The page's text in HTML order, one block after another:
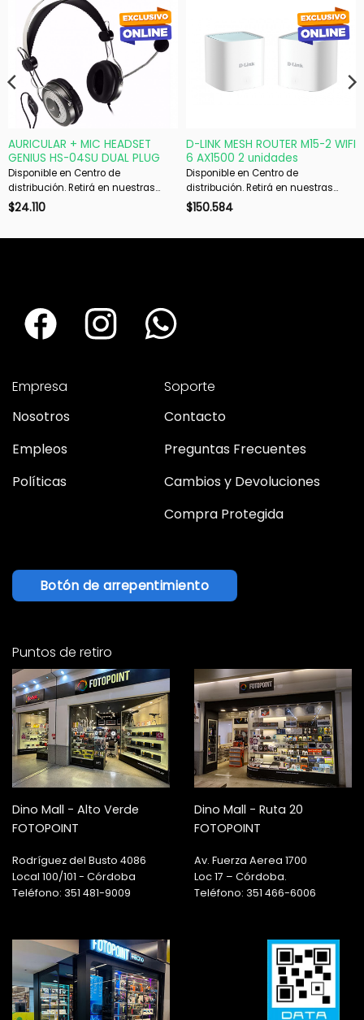
AURICULAR + MIC HEADSET
GENIUS HS-04SU DUAL PLUG
Disponible en Centro de
distribución. Retirá en nuestras
sucursales en 48 hs hábiles. Si es
$24.110
D-LINK MESH ROUTER M15-2 WIFI
6 AX1500 2 unidades
Disponible en Centro de
distribución. Retirá en nuestras
sucursales en 48 hs hábiles. Si es
$150.584
Empresa
Nosotros
Empleos
Políticas
Soporte
Contacto
Preguntas Frecuentes
Cambios y Devoluciones
Compra Protegida
Botón de arrepentimiento
Puntos de retiro
Dino Mall - Alto Verde
FOTOPOINT
Rodríguez del Busto 4086
Local 100/101 - Córdoba
Teléfono: 351 481-9009
Dino Mall - Ruta 20
FOTOPOINT
Av. Fuerza Aerea 1700
Loc 17 – Córdoba.
Teléfono: 351 466-6006